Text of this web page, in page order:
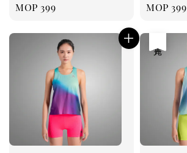
Regular
MOP 399
Regular
MOP 399